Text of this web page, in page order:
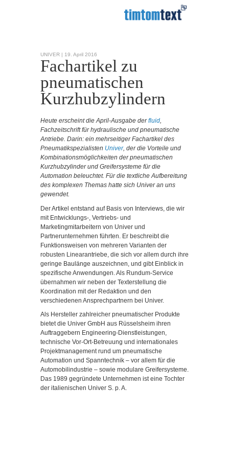
UNIVER | 19. April 2016
Fachartikel zu
pneumatischen
Kurzhubzylindern
Heute erscheint die April-Ausgabe derfluid,
Fachzeitschrift für hydraulische und pneumatische
Antriebe. Darin: ein mehrseitiger Fachartikel des
Pneumatikspezialisten Univer, der die Vorteile und
Kombinationsmöglichkeiten der pneumatischen
Kurzhubzylinder und Greifersysteme für die
Automation beleuchtet. Für die textliche Aufbereitung
des komplexen Themas hatte sich Univer an uns
gewendet.
Der Artikel entstand auf Basis von Interviews, die wir
mit Entwicklungs-, Vertriebs- und
Marketingmitarbeitern von Univer und
Partnerunternehmen führten. Er beschreibt die
Funktionsweisen von mehreren Varianten der
robusten Linearantriebe, die sich vor allem durch ihre
geringe Baulänge auszeichnen, und gibt Einblick in
spezifische Anwendungen. Als Rundum-Service
übernahmen wir neben der Texterstellung die
Koordination mit der Redaktion und den
verschiedenen Ansprechpartnern bei Univer.
Als Hersteller zahlreicher pneumatischer Produkte
bietet die Univer GmbH aus Rüsselsheim ihren
Auftraggebern Engineering-Dienstleistungen,
technische Vor-Ort-Betreuung und internationales
Projektmanagement rund um pneumatische
Automation und Spanntechnik – vor allem für die
Automobilindustrie – sowie modulare Greifersysteme.
Das 1989 gegründete Unternehmen ist eine Tochter
der italienischen Univer S. p. A.